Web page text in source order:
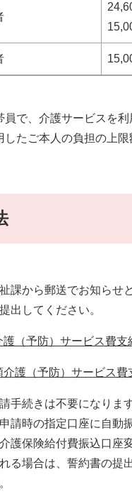
で、介護サービスを
たご本人の負担の上限
課から郵送でお知らせ
出してください。
護（予防）サービス費
介護（予防）サービス
手続きは不要になります
請時の指定口座に自動
護保険給付費振込口座
る場合は、誓約書の提